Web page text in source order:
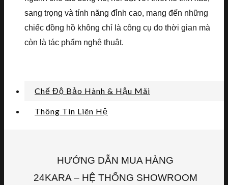
sang trọng và tính năng đỉnh cao, mang đến những
chiếc đồng hồ không chỉ là công cụ đo thời gian mà
còn là tác phẩm nghệ thuật.
Chế Độ Bảo Hành & Hậu Mãi
Thông Tin Liên Hệ
HƯỚNG DẪN MUA HÀNG
24KARA – HỆ THỐNG SHOWROOM